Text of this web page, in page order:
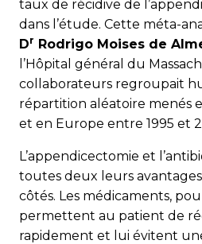
taux de récidive de
dans l’étude. Cette méta-
Dr Rodrigo Moises de
l’Hôpital général du
collaborateurs regroupait
répartition aléatoire menés
et en Europe entre 1995 et
L’appendicectomie et
toutes deux leurs
côtés. Les médicaments,
permettent au patient de
rapidement et lui évitent